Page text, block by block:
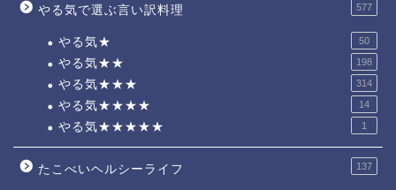
やる気で選ぶ言い訳料理 577
やる気★ 50
やる気★★ 198
やる気★★★ 314
やる気★★★★ 14
やる気★★★★★ 1
たこべいヘルシーライフ 137